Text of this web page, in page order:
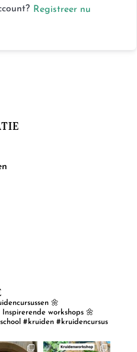
Registreer nu
🌼
workshops🌼
#kruiden #kruidencursus